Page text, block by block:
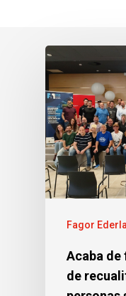
Fagor
Acaba de
de